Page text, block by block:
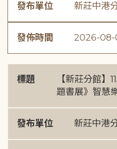
發布單位 新莊中港
發佈時間 2026-08-
標題
【新莊分館】
題書展》智慧
發布單位 新莊中港